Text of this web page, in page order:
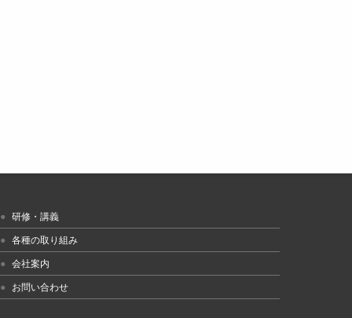
研修・講義
各種の取り組み
会社案内
お問い合わせ